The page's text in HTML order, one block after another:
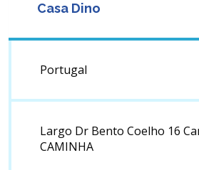
Casa Dino
Portugal
Largo Dr Bento Coelho 16
CAMINHA